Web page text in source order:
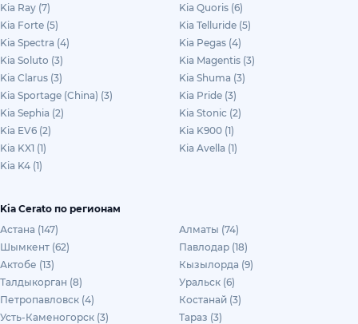
Kia Ray (7)
Kia Quoris (6)
Kia Forte (5)
Kia Telluride (5)
Kia Spectra (4)
Kia Pegas (4)
Kia Soluto (3)
Kia Magentis (3)
Kia Clarus (3)
Kia Shuma (3)
Kia Sportage (China) (3)
Kia Pride (3)
Kia Sephia (2)
Kia Stonic (2)
Kia EV6 (2)
Kia K900 (1)
Kia KX1 (1)
Kia Avella (1)
Kia K4 (1)
Kia Cerato по регионам
Астана (147)
Алматы (74)
Шымкент (62)
Павлодар (18)
Актобе (13)
Кызылорда (9)
Талдыкорган (8)
Уральск (6)
Петропавловск (4)
Костанай (3)
Усть-Каменогорск (3)
Тараз (3)